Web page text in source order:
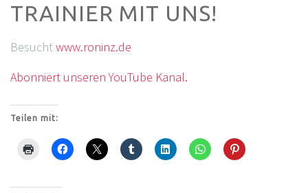
TRAINIER MIT UNS!
Besuchtwww.roninz.de
Abonniert unseren YouTube Kanal.
Teilen mit: